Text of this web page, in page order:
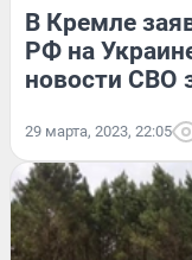
В Кремле
РФ на
новости СВО
29 марта, 2023, 22:05